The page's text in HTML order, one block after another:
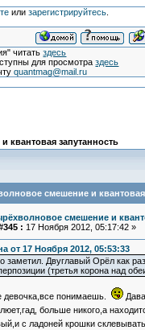
или зарегистрируйтесь.
читатьздесь
для просмотраздесь
quantmag@mail.ru
квантовая запутанность
смешение и
смешение и
: 17 Ноября 2012, 05:17:42 »
от 17 Ноября 2012, 05:53:33
заметил. Двуглавый Орёл как
(третья корона над
девочка,все понимаешь.
больше никого,а
с ладоней крошки